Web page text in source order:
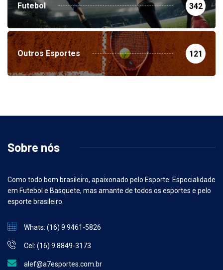
Futebol 342
Outros Esportes 121
Sobre nós
Como todo bom brasileiro, apaixonado pelo Esporte. Especialidade
em Futebol e Basquete, mas amante de todos os esportes e pelo
esporte brasileiro.
Whats: (16) 9 9461-5826
Cel: (16) 9 8849-3173
alef@a7esportes.com.br